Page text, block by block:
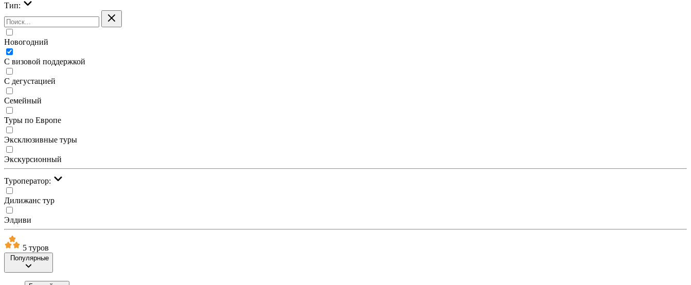
Тип:
Новогодний
С визовой поддержкой
С дегустацией
Семейный
Туры по Европе
Эксклюзивные туры
Экскурсионный
Туроператор:
Дилижанс тур
Элдиви
5 туров
Популярные